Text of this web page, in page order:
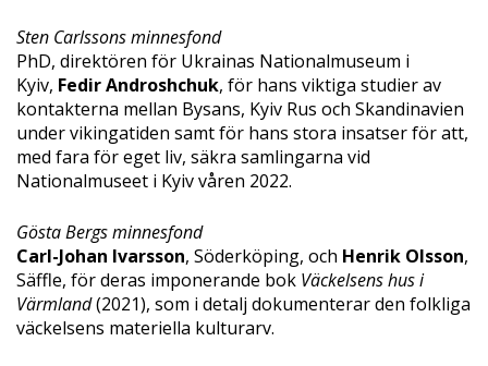
Sten Carlssons minnesfond
PhD, direktören för Ukrainas Nationalmuseum i
Kyiv, Fedir Androshchuk, för hans viktiga studier av
kontakterna mellan Bysans, Kyiv Rus och Skandinavien
under vikingatiden samt för hans stora insatser för att,
med fara för eget liv, säkra samlingarna vid
Nationalmuseet i Kyiv våren 2022.
Gösta Bergs minnesfond
Carl-Johan Ivarsson, Söderköping, och Henrik Olsson,
Säffle, för deras imponerande bok Väckelsens hus i
Värmland(2021), som i detalj dokumenterar den folkliga
väckelsens materiella kulturarv.